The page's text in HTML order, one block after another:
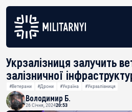
Укрзалізниця залучить
залізничної
#Ветерани #Дрони #Україна #Укрзалізниця
Володимир Б.
26 Січня, 202420:53